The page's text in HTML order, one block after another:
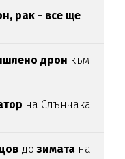
рак - все ще
дрон към
на Слънчака
дозимата на